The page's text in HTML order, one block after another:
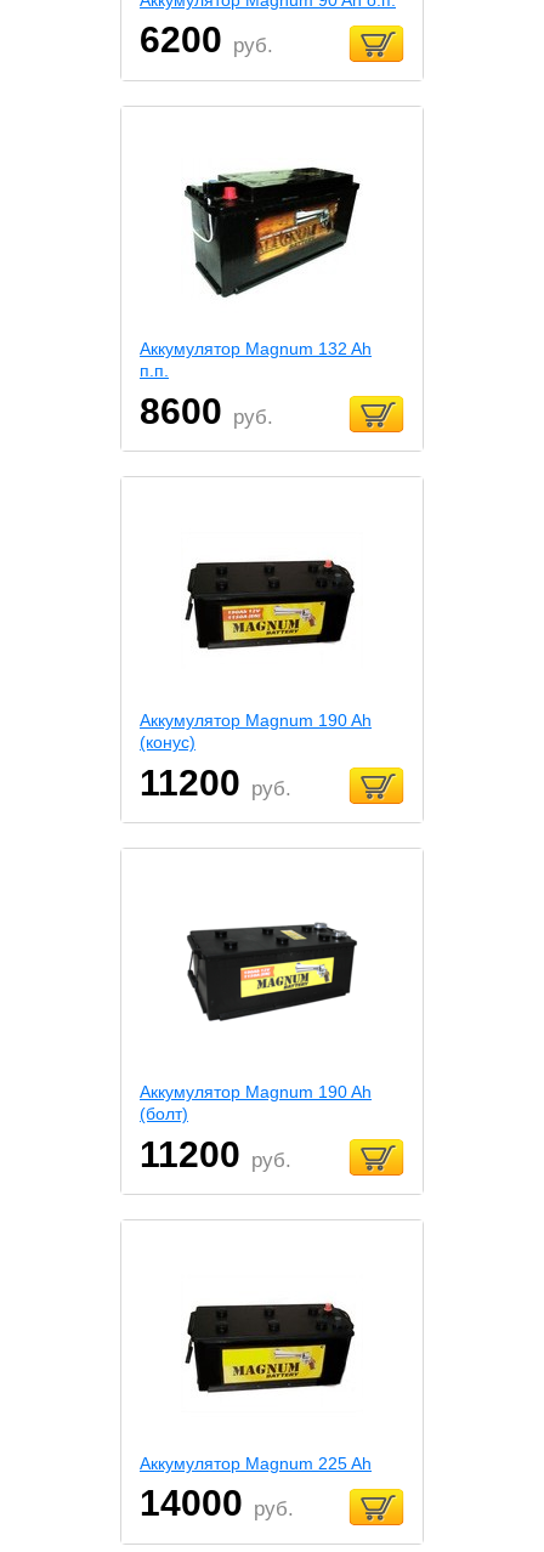
6200 руб.
Аккумулятор Magnum 132 Ah
п.п.
8600 руб.
Аккумулятор Magnum 190 Ah
(конус)
11200 руб.
Аккумулятор Magnum 190 Ah
(болт)
11200 руб.
Аккумулятор Magnum 225 Ah
14000 руб.